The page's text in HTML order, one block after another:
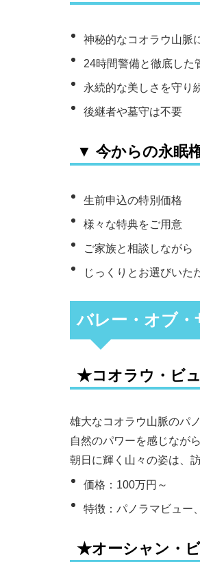
神秘的なコオラウ山脈
24時間警備と徹底した
永続的な美しさを守り
後継者や墓守は不要
▼ 今からの永眠
生前申込の特別価格
様々な特典をご用意
ご家族と相談しながら
じっくりとお選びいた
バレー・オブ
★コオラウ・ビ
雄大なコオラウ山脈のパ
自然のパワーを感じなが
朝日に輝く山々の姿は、
価格：100万円～
特徴：パノラマビュー
★オーシャン・